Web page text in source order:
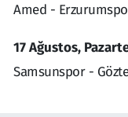
Amed -
17 Ağustos,
Samsunspor -